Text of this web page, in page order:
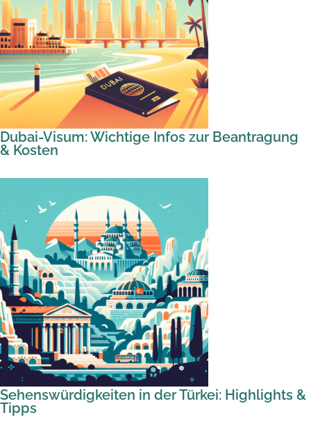
Dubai-Visum: Wichtige Infos zur Beantragung
& Kosten
Sehenswürdigkeiten in der Türkei: Highlights &
Tipps